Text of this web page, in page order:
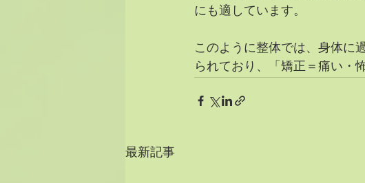
にも適しています。
このように整体では、身体に
られており、「矯正＝痛い・
最新記事